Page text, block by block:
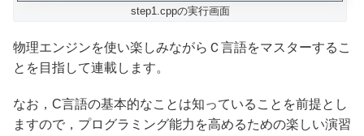
step1.cppの実行画面
物理エンジンを使い楽しみながらＣ言語をマスターするこ
とを目指して連載します。
なお，C言語の基本的なことは知っていることを前提とし
ますので，プログラミング能力を高めるための楽しい演習